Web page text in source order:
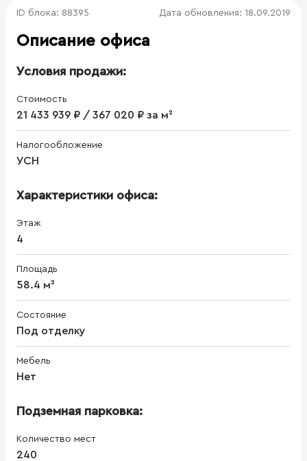
ID блока: 88395 Дата обновления: 18.09.2019
Описание офиса
Условия продажи:
Стоимость
21 433 939 ₽ / 367 020 ₽ за м²
Налогообложение
УСН
Характеристики офиса:
Этаж
4
Площадь
58.4 м²
Состояние
Под отделку
Мебель
Нет
Подземная парковка:
Количество мест
240